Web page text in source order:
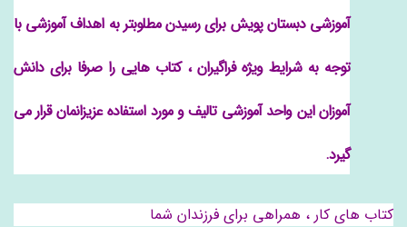
آموزشی دبستان پویش برای رسیدن مطلوبتر به اهداف آموزشی با
توجه به شرایط ویژه فراگیران ، کتاب هایی را صرفا برای دانش
آموزان این واحد آموزشی تالیف و مورد استفاده عزیزانمان قرار می
گیرد.
کتاب های کار ، همراهی برای فرزندان شما